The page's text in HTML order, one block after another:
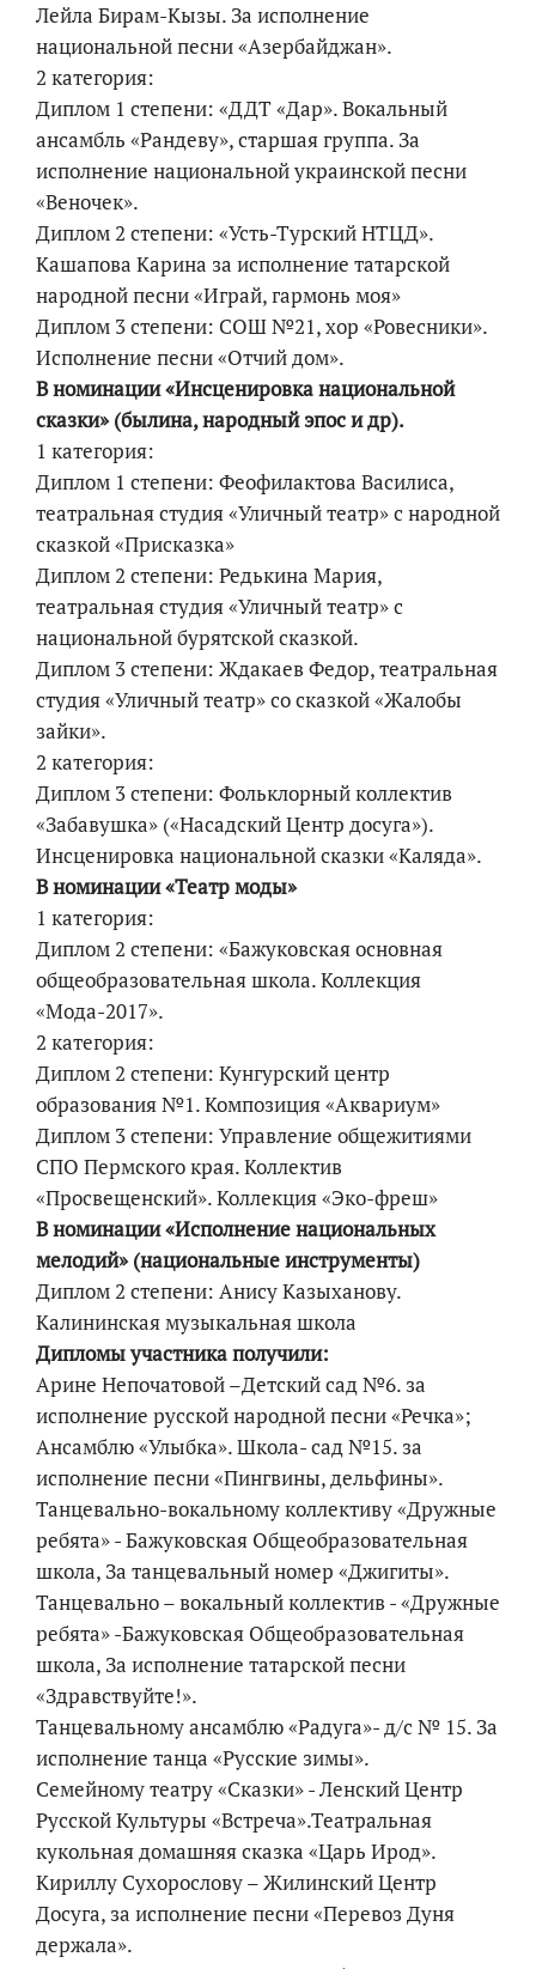
Лейла Бирам-Кызы. За исполнение
национальной песни «Азербайджан».
2 категория:
Диплом 1 степени: «ДДТ «Дар». Вокальный
ансамбль «Рандеву», старшая группа. За
исполнение национальной украинской песни
«Веночек».
Диплом 2 степени: «Усть-Турский НТЦД».
Кашапова Карина за исполнение татарской
народной песни «Играй, гармонь моя»
Диплом 3 степени: СОШ №21, хор «Ровесники».
Исполнение песни «Отчий дом».
В номинации «Инсценировка национальной
сказки» (былина, народный эпос и др).
1 категория:
Диплом 1 степени: Феофилактова Василиса,
театральная студия «Уличный театр» с народной
сказкой «Присказка»
Диплом 2 степени: Редькина Мария,
театральная студия «Уличный театр» с
национальной бурятской сказкой.
Диплом 3 степени: Ждакаев Федор, театральная
студия «Уличный театр» со сказкой «Жалобы
зайки».
2 категория:
Диплом 3 степени: Фольклорный коллектив
«Забавушка» («Насадский Центр досуга»).
Инсценировка национальной сказки «Каляда».
В номинации «Театр моды»
1 категория:
Диплом 2 степени: «Бажуковская основная
общеобразовательная школа. Коллекция
«Мода-2017».
2 категория:
Диплом 2 степени: Кунгурский центр
образования №1. Композиция «Аквариум»
Диплом 3 степени: Управление общежитиями
СПО Пермского края. Коллектив
«Просвещенский». Коллекция «Эко-фреш»
В номинации «Исполнение национальных
мелодий» (национальные инструменты)
Диплом 2 степени: Анису Казыханову.
Калининская музыкальная школа
Дипломы участника получили:
Арине Непочатовой –Детский сад №6. за
исполнение русской народной песни «Речка»;
Ансамблю «Улыбка». Школа- сад №15. за
исполнение песни «Пингвины, дельфины».
Танцевально-вокальному коллективу «Дружные
ребята» - Бажуковская Общеобразовательная
школа, За танцевальный номер «Джигиты».
Танцевально – вокальный коллектив - «Дружные
ребята» -Бажуковская Общеобразовательная
школа, За исполнение татарской песни
«Здравствуйте!».
Танцевальному ансамблю «Радуга»- д/с № 15. За
исполнение танца «Русские зимы».
Семейному театру «Сказки» - Ленский Центр
Русской Культуры «Встреча».Театральная
кукольная домашняя сказка «Царь Ирод».
Кириллу Сухорослову – Жилинский Центр
Досуга, за исполнение песни «Перевоз Дуня
держала».